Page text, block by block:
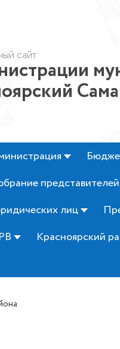
сайт
представителей
лиц
Красноярский